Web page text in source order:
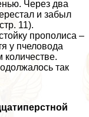
Через два
и забыл
11).
прополиса –
у пчеловода
количестве.
так